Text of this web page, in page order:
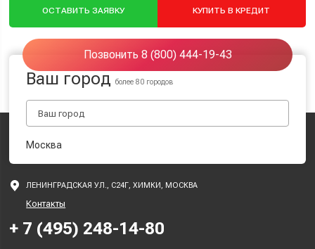
ОСТАВИТЬ ЗАЯВКУ КУПИТЬ В КРЕДИТ
Позвонить 8 (800) 444-19-43
Ваш городболее 80 городов
Москва
ЛЕНИНГРАДСКАЯ УЛ., С24Г, ХИМКИ, МОСКВА
Контакты
+ 7 (495) 248-14-80